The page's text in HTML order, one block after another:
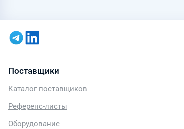
Поставщики
Каталог поставщиков
Референс-листы
Оборудование